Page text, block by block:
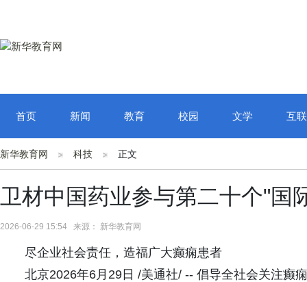
首页 新闻 教育 校园 文学 互
新华教育网 科技 正文
卫材中国药业参与第二十个"国
2026-06-29 15:54 来源： 新华教育网
尽企业社会责任，造福广大癫痫患者
北京2026年6月29日 /美通社/ -- 倡导全社会关注癫